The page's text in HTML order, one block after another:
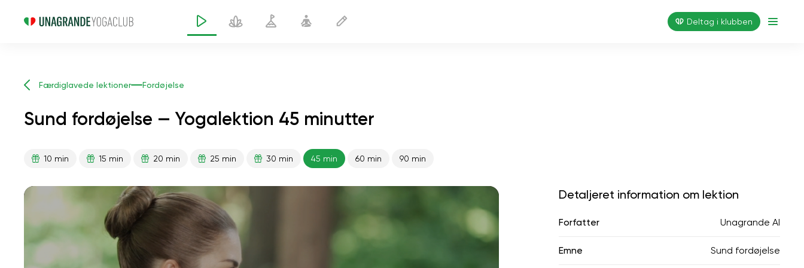
Deltag i klubben
Færdiglavede lektioner Fordøjelse
Sund fordøjelse — Yogalektion 45 minutter
10 min 15 min 20 min 25 min 30 min 45 min 60 min 90 min
Detaljeret information om lektion
Forfatter Unagrande AI
Emne Sund fordøjelse